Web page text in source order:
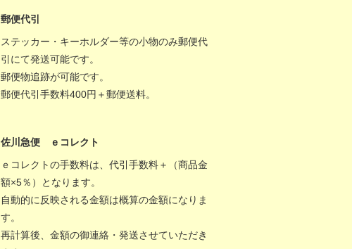
郵便代引
ステッカー・キーホルダー等の小物のみ郵便代
引にて発送可能です。
郵便物追跡が可能です。
郵便代引手数料400円＋郵便送料。
佐川急便 ｅコレクト
ｅコレクトの手数料は、代引手数料＋（商品金
額×5％）となります。
自動的に反映される金額は概算の金額になりま
す。
再計算後、金額の御連絡・発送させていただき